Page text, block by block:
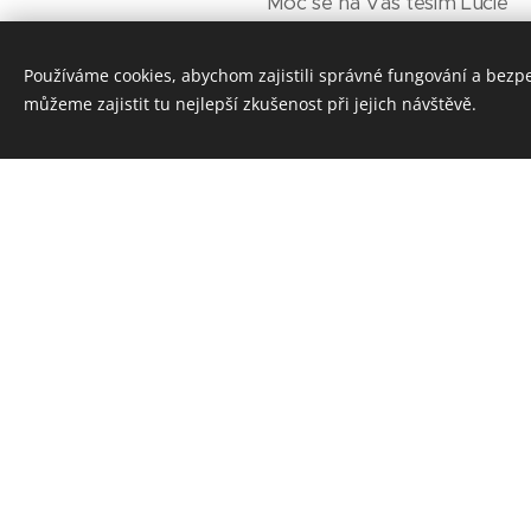
Používáme cookies, abychom zajistili správné fungování a
můžeme zajistit tu nejlepší zkušenost při jejich návštěvě.